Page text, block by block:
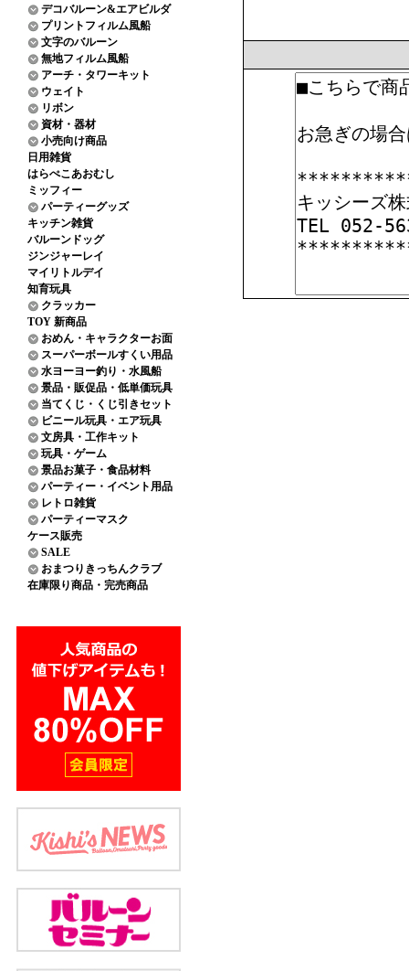
デコバルーン&エアビルダ
プリントフィルム風船
文字のバルーン
無地フィルム風船
アーチ・タワーキット
ウェイト
リボン
資材・器材
小売向け商品
日用雑貨
はらぺこあおむし
ミッフィー
パーティーグッズ
キッチン雑貨
バルーンドッグ
ジンジャーレイ
マイリトルデイ
知育玩具
クラッカー
TOY 新商品
おめん・キャラクターお面
スーパーボールすくい用品
水ヨーヨー釣り・水風船
景品・販促品・低単価玩具
当てくじ・くじ引きセット
ビニール玩具・エア玩具
文房具・工作キット
玩具・ゲーム
景品お菓子・食品材料
パーティー・イベント用品
レトロ雑貨
パーティーマスク
ケース販売
SALE
おまつりきっちんクラブ
在庫限り商品・完売商品